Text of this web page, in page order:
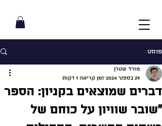
פוסט
דברים שמוצאים בקניון: הספר
״שובר שוויון על כוחם של
מורד שטרן
29 בספט׳ 2024
זמן קריאה 1 דקות